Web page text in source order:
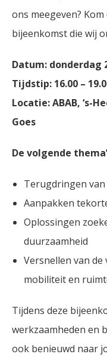
ons meegeven?
bijeenkomst die wij
Datum: donderdag
Tijdstip: 16.00 –
Locatie: ABAB, ‘s-
Goes
De volgende
Terugdringen
Aanpakken
Oplossingen
duurzaamheid
Versnellen van
mobiliteit en
Tijdens deze
werkzaamheden en
ook benieuwd naar